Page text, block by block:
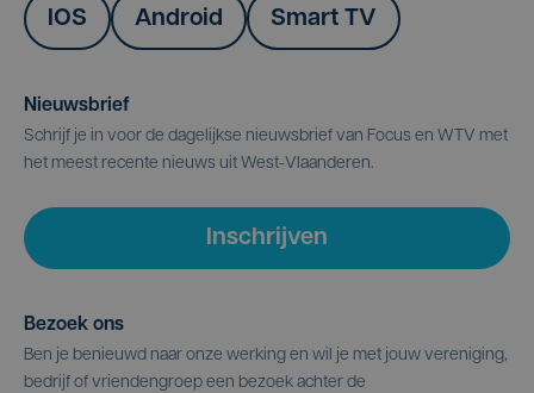
IOS Android Smart TV
Nieuwsbrief
Schrijf je in voor de dagelijkse nieuwsbrief van Focus en WTV met
het meest recente nieuws uit West-Vlaanderen.
Inschrijven
Bezoek ons
Ben je benieuwd naar onze werking en wil je met jouw vereniging,
bedrijf of vriendengroep een bezoek achter de